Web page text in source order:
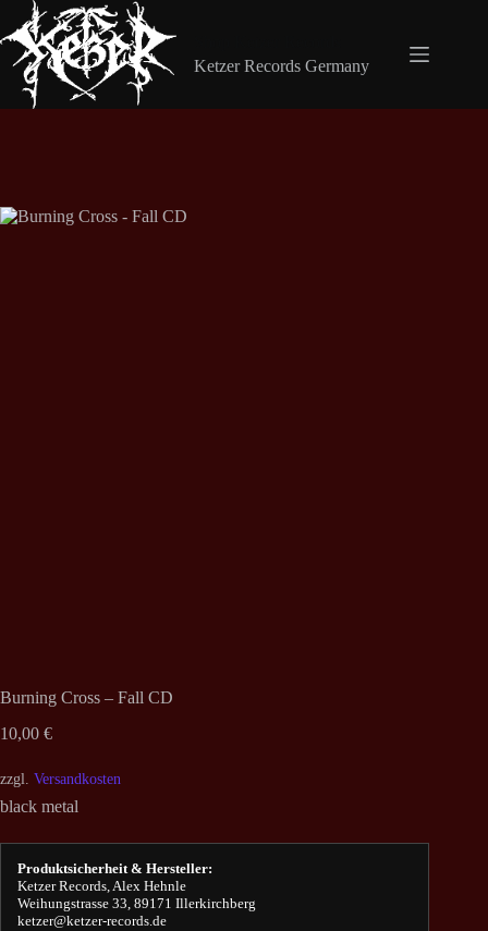
Inhalt
springen
Ketzer Records Germany
Burning Cross – Fall CD
10,00 €
zzgl. Versandkosten
black metal
Produktsicherheit & Hersteller:
Ketzer Records, Alex Hehnle
Weihungstrasse 33, 89171 Illerkirchberg
ketzer@ketzer-records.de